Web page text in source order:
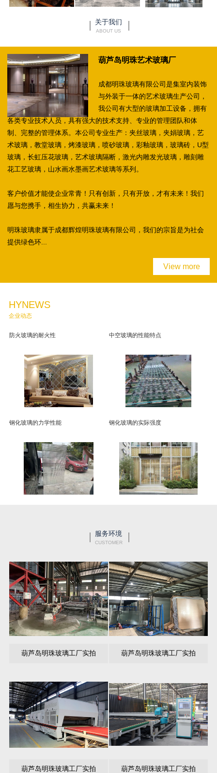
关于我们
ABOUT US
葫芦岛明珠艺术玻璃厂
成都明珠玻璃有限公司是集室内装饰
与外装于一体的艺术玻璃生产公司，
我公司有大型的玻璃加工设备，拥有
各类专业技术人员，具有强大的技术支持、专业的管理团队和体
制、完整的管理体系。本公司专业生产：夹丝玻璃，夹娟玻璃，艺
术玻璃，教堂玻璃，烤漆玻璃，喷砂玻璃，彩釉玻璃，玻璃砖，U型
玻璃，长虹压花玻璃，艺术玻璃隔断，激光内雕发光玻璃，雕刻雕
花工艺玻璃，山水画水墨画艺术玻璃等系列。
客户价值才能使企业常青！只有创新，只有开放，才有未来！我们
愿与您携手，相生协力，共赢未来！
明珠玻璃隶属于成都辉煌明珠玻璃有限公司，我们的宗旨是为社会
提供绿色环...
View more
HYNEWS
企业动态
防火玻璃的耐火性 中空玻璃的性能特点
钢化玻璃的力学性能 钢化玻璃的实际强度
服务环境
CUSTOMER
葫芦岛明珠玻璃工厂实拍 葫芦岛明珠玻璃工厂实拍
葫芦岛明珠玻璃工厂实拍 葫芦岛明珠玻璃工厂实拍